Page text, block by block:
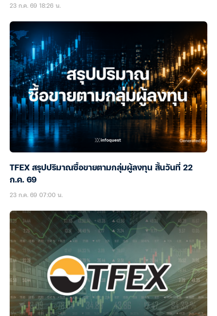
23 ก.ค. 69 18:26 น.
TFEX สรุปปริมาณซื้อขายตามกลุ่มผู้ลงทุน สิ้นวันที่ 22
ก.ค. 69
23 ก.ค. 69 07:00 น.